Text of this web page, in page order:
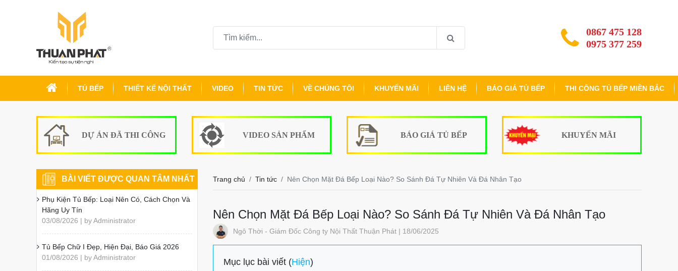
0867 475 128
0975 377 259
TỦ BẾP THIẾT KẾ NỘI THẤT VIDEO TIN TỨC VỀ CHÚNG TÔI KHUYẾN MÃI LIÊN HỆ BÁO GIÁ TỦ BẾP THI CÔNG TỦ BẾP MIỀN BẮC
DỰ ÁN ĐÃ THI CÔNG VIDEO SẢN PHẨM BÁO GIÁ TỦ BẾP KHUYẾN MÃI
Trang chủ Tin tức Nên Chọn Mặt Đá Bếp Loại Nào? So Sánh Đá Tự Nhiên Và Đá Nhân Tạo
Nên Chọn Mặt Đá Bếp Loại Nào? So Sánh Đá Tự Nhiên Và Đá Nhân Tạo
Ngô Thời - Giám Đốc Công ty Nội Thất Thuận Phát | 18/06/2025
Mục lục bài viết (Hiện)
BÀI VIẾT ĐƯỢC QUAN TÂM NHẤT
Phụ Kiện Tủ Bếp: Loại Nên Có, Cách Chọn Và
Hãng Uy Tín
03/08/2026 | by Administrator
Tủ Bếp Chữ I Đẹp, Hiện Đại, Báo Giá 2026
01/08/2026 | by Administrator